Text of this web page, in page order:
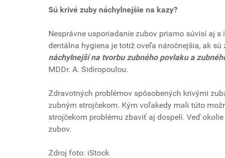
Sú krivé zuby náchylnejšie na kazy?
Nesprávne usporiadanie zubov priamo súvisí aj
dentálna hygiena je totiž oveľa náročnejšia, ak sú
náchylnejší na tvorbu zubného povlaku a
MDDr. A. Sidiropoulou.
Zdravotných problémov spôsobených krivými
zubným strojčekom. Kým voľakedy mali túto
strojčekom problému zbaviť aj dospelí. Veď
zubov.
Zdroj foto: iStock